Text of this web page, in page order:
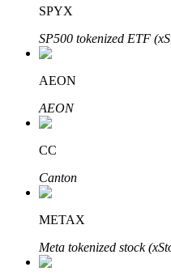
Naucz się stakingu
Dowiedz się, jak uzyskać
Bitruści Partnerzy
SPYX
SP500 tokenized ETF
AEON
AEON
CC
Canton
METAX
Meta tokenized stock